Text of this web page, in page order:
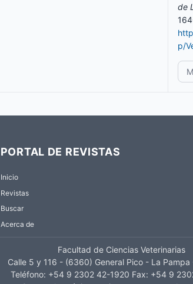
de
p/
PORTAL DE REVISTAS
Inicio
Revistas
Buscar
Acerca de
Facultad de Ciencias Veterinarias
Calle 5 y 116 - (6360) General Pico - La Pampa
Teléfono: +54 9 2302 42-1920 Fax: +54 9